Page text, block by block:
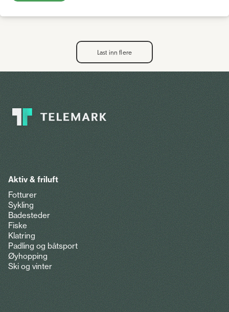
Last inn flere
Aktiv & friluft
Fotturer
Sykling
Badesteder
Fiske
Klatring
Padling og båtsport
Øyhopping
Ski og vinter